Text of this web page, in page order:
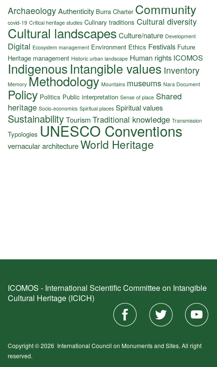
ArchaeologyAuthenticity Burra Charter Community
covid-19 Critical heritage studies Culinary traditions Cultural diversity
Cultural landscapes Culture/nature Development
Digital Ecosystem management Environment Ethics Festivals Future
Heritage management Historic urban landscape Human rights ICOMOS
IndigenousIntangible values Inventory
Memory Methodology Mountains museums Nara Document
Policy Politics Public interpretation Sense of place Shared
heritage Socio-economics Spiritual places Spiritual values
SustainabilityTourismTraditional knowledge Transmission
Typologies UNESCO Conventions
vernacular architectureWorld Heritage
ICOMOS - International Scientific Committee on Intangible
Cultural Heritage (ICICH)
Copyright © 2026 International Council on Monuments and Sites. All right
reserved.